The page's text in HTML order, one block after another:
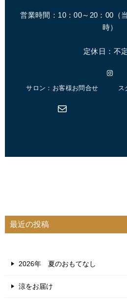
営業時間：10：00～20：00（
時）
定休日：不
Instagram
サロン：お客様お問合せ
メール
ス
最近の投稿
2026年 夏のおもてなし
涼をお届け